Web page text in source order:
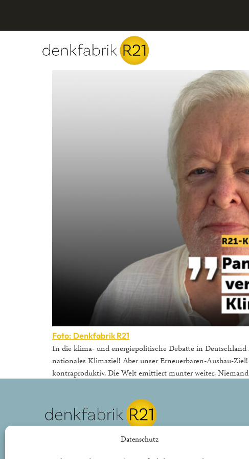
Datenschutz
Foto: Denkfabrik R21
In die klima- und energiepolitische Debatte in
nationales Klimaziel! Aber unser Erneuerbaren-Ausbau-
kontraproduktiv. Die Welt emittiert munter weiter.